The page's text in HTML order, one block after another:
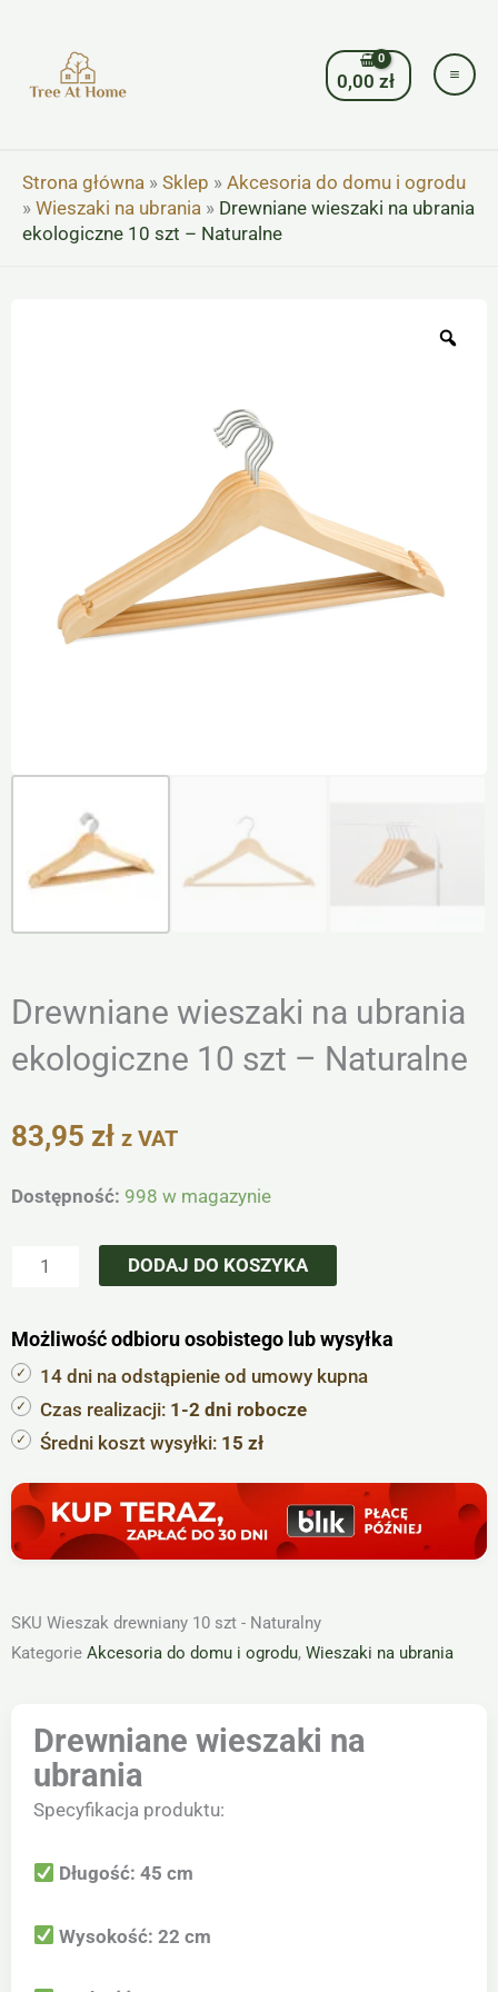
0,00zł
Strona główna » Sklep » Akcesoria do domu i ogrodu
» Wieszaki na ubrania » Drewniane wieszaki na ubrania
ekologiczne 10 szt – Naturalne
Drewniane wieszaki na ubrania
ekologiczne 10 szt – Naturalne
83,95 zł z VAT
Dostępność: 998 w magazynie
ilość
wieszaki
ekologiczne
10
szt
-
DODAJ DO KOSZYKA
Możliwość odbioru osobistego lub wysyłka
14 dni na odstąpienie od umowy kupna
Czas realizacji: 1-2 dni robocze
Średni koszt wysyłki: 15 zł
SKU Wieszak drewniany 10 szt - Naturalny
Kategorie Akcesoria do domu i ogrodu, Wieszaki na ubrania
Drewniane wieszaki na
ubrania
Specyfikacja produktu:
Długość: 45 cm
Wysokość: 22 cm